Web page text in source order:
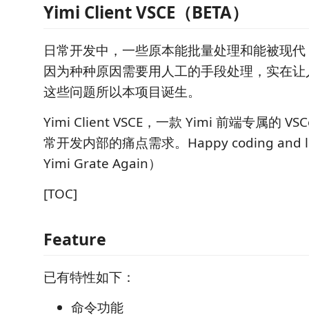
Yimi Client VSCE（BETA）
日常开发中，一些原本能批量处理和能被现
因为种种原因需要用人工的手段处理，实在
这些问题所以本项目诞生。
Yimi Client VSCE，一款 Yimi 前端专属的
常开发内部的痛点需求。Happy coding and
Yimi Grate Again）
[TOC]
Feature
已有特性如下：
命令功能